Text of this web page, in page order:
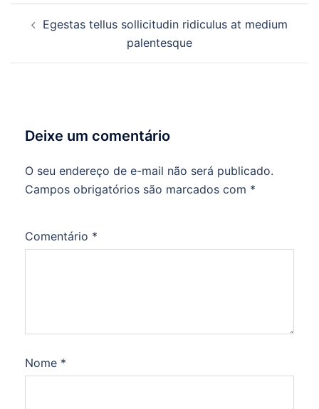
Egestas tellus sollicitudin ridiculus at medium
palentesque
Deixe um comentário
O seu endereço de e-mail não será publicado.
Campos obrigatórios são marcados com *
Comentário *
Nome *